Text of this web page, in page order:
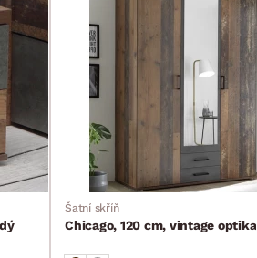
Šatní skříň
Chicago, 120 cm, vintage optika